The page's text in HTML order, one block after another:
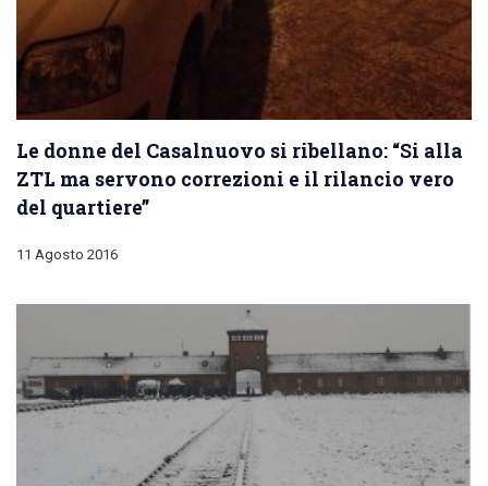
Le donne del Casalnuovo si ribellano: “Si alla
ZTL ma servono correzioni e il rilancio vero
del quartiere”
11 Agosto 2016